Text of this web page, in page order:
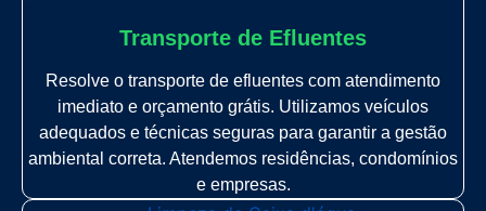
Transporte de Efluentes
Resolve o transporte de efluentes com atendimento
imediato e orçamento grátis. Utilizamos veículos
adequados e técnicas seguras para garantir a gestão
ambiental correta. Atendemos residências, condomínios
e empresas.